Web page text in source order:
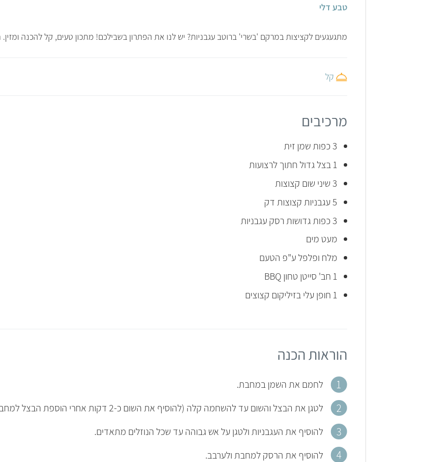
טבע דלי
מתגעגעים לקציצות במרקם 'בשרי' ברוטב עגבניות? יש לנו את הפתרון בשבילכם! מתכון טעים, קל להכנה ומזין.
קל
מרכיבים
3 כפות שמן זית
1 בצל גדול חתוך לרצועות
3 שיני שום קצוצות
5 עגבניות קצוצות דק
3 כפות גדושות רסק עגבניות
מעט מים
מלח ופלפל ע"פ הטעם
1 חב' סייטן טחון BBQ
1 חופן עלי בזיליקום קצוצים
הוראות הכנה
לחמם את השמן במחבת.
לטגן את הבצל והשום עד להשחמה קלה (להוסיף את השום כ-2 דקות אחרי הוספת הבצל למחבת).
להוסיף את העגבניות ולטגן על אש גבוהה עד שכל הנוזלים מתאדים.
להוסיף את הרסק למחבת ולערבב.